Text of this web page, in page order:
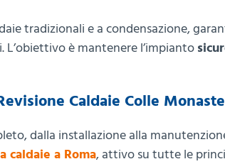
tradizionali e a condensazione,
è mantenere l’impianto
Caldaie Colle
dalla installazione alla
caldaie a Roma, attivo su tutte le